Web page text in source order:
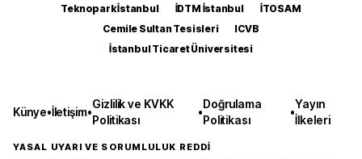
Teknopark İstanbul
İDTM İstanbul
İTOSAM
Cemile Sultan Tesisleri
ICVB
İstanbul Ticaret Üniversitesi
Künye•İletişim•
Gizlilik ve KVKK
Politikası
•
Doğrulama
Politikası
•
Yayın
İlkeleri
YASAL UYARI VE SORUMLULUK REDDİ